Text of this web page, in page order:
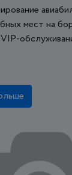
мест на